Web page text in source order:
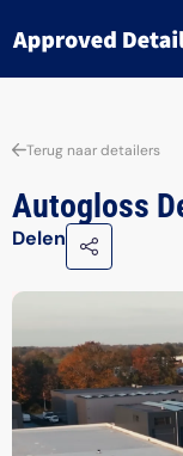
Terug naar detailers
Autogloss
Delen